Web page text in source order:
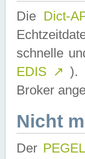
Die Dict-
schnelle
EDIS ↗ ).
Broker
Nicht
Der